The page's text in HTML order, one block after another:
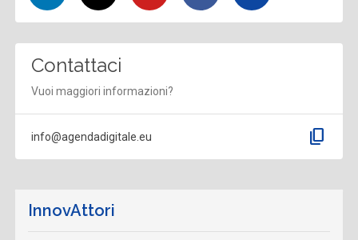
Contattaci
Vuoi maggiori informazioni?
info@agendadigitale.eu content_copy
InnovAttori